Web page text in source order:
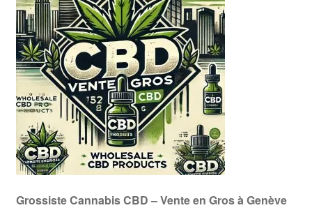
Grossiste Cannabis CBD – Vente en Gros à Genève